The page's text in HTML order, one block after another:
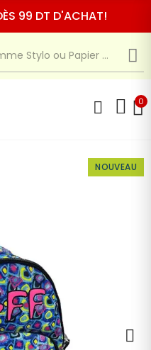
99 DT D'ACHAT!
0
NOUVEAU